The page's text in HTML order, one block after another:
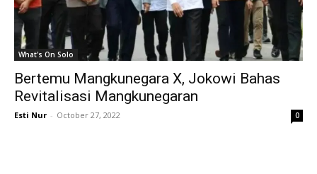
What's On Solo
Bertemu Mangkunegara X, Jokowi Bahas
Revitalisasi Mangkunegaran
Esti Nur - October 27, 2022 0